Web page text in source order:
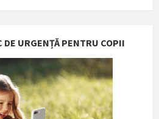
DE URGENȚĂ PENTRU COPII